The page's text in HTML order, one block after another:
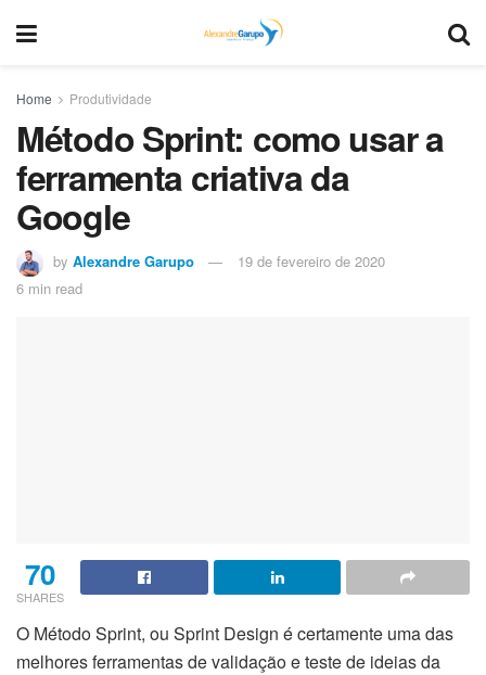
Home Produtividade
Método Sprint: como usar a
ferramenta criativa da
Google
by Alexandre Garupo
19 de fevereiro de 2020
6 min read
70
SHARES
O Método Sprint, ou Sprint Design é certamente uma das
melhores ferramentas de validação e teste de ideias da